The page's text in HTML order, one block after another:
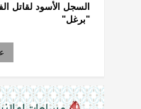
السجل الأسود لقاتل
"برغل"